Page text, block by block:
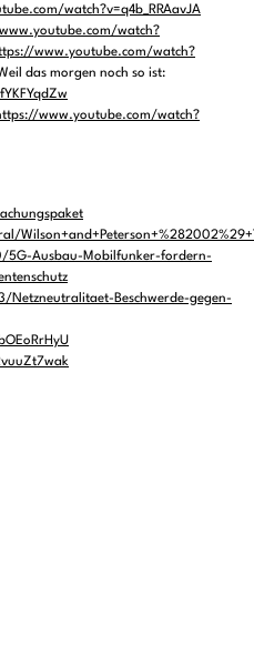
watch?v=q4b_RRAavJA
watch?
www.youtube.com/watch?
das morgen noch so ist:
www.youtube.com/watch?
Ausbau-Mobilfunker-fordern-
Beschwerde-gegen-